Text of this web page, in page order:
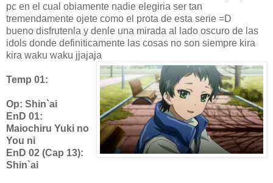
pc en el cual obiamente nadie elegiria ser tan
tremendamente ojete como el prota de esta serie =D
bueno disfrutenla y denle una mirada al lado oscuro de las
idols donde definiticamente las cosas no son siempre kira
kira waku waku jjajaja
Temp 01:
Op: Shin`ai
EnD 01:
Maiochiru Yuki no
You ni
EnD 02 (Cap 13):
Shin`ai